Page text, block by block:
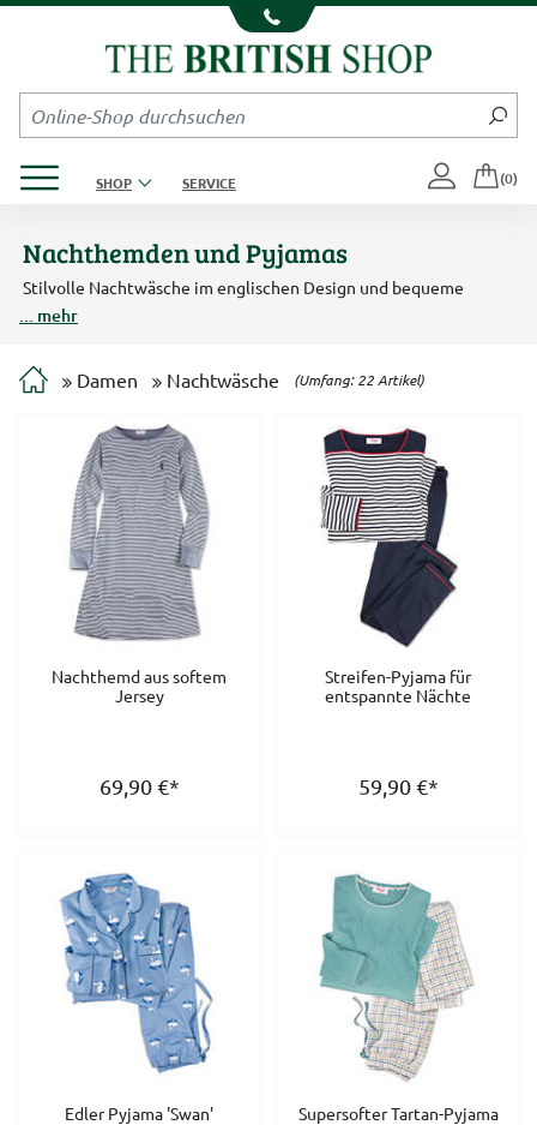
Kompletten Head der Seite überspringen
SHOP SERVICE (0)
Nachthemden und Pyjamas
Stilvolle Nachtwäsche im englischen Design und bequeme
Loungewear erwarten Sie hier. Feine Streifenmuster, klassische
Paisleys oder Blumen zieren unsere Nachthemden und Pyjamas im
eignen sich auch als lässige Homewear. In bequemer Loungewear
von Charles Robertson lässt sich der lazy Sunday genießen. Und
schön warm.
... mehr
Damen Nachtwäsche (Umfang: 22 Artikel)
Nachthemd aus softem
Jersey
69,90€*
Streifen-Pyjama für
entspannte Nächte
59,90€*
Edler Pyjama 'Swan' Supersofter Tartan-Pyjama